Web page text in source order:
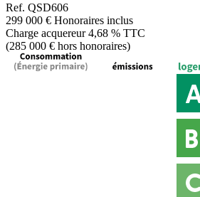
Ref. QSD606
299 000 € Honoraires inclus
Charge acquereur 4,68 % TTC
(285 000 € hors honoraires)